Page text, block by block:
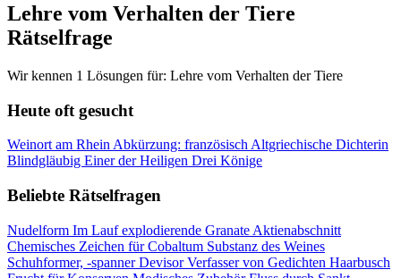
Lehre vom Verhalten der Tiere
Rätselfrage
Wir kennen 1 Lösungen für: Lehre vom Verhalten der Tiere
Heute oft gesucht
Weinort am Rhein Abkürzung: französisch Altgriechische Dichterin
Blindgläubig Einer der Heiligen Drei Könige
Beliebte Rätselfragen
Nudelform Im Lauf explodierende Granate Aktienabschnitt
Chemisches Zeichen für Cobaltum Substanz des Weines
Schuhformer, -spannerDevisorVerfasser von Gedichten Haarbusch